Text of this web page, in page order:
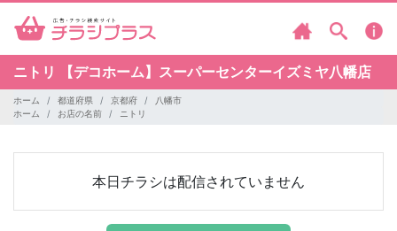
ニトリ 【デコホーム】スーパーセンターイズミヤ八幡店
ホーム 都道府県 京都府
八幡市
ホーム
お店の名前 ニトリ
本日チラシは配信されていません